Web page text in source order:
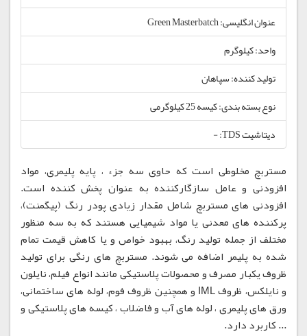
عنوان انگلیسی: Green Masterbatch
واحد: کیلوگرم
تولید کننده: سپاهان
نوع بسته بندی: کیسه 25 کیلوگرمی
دیتاشیت TDS: -
مستربچ مخلوطی است که حاوی سه جزء ، پایه پلیمری، مواد
افزودنی و عامل سازگارکننده به عنوان پخش کننده است.
افزودنی های مستربچ شامل مقدار زیادی پودر رنگ (پیگمنت)،
پرکننده های معدنی یا مواد شیمیایی هستند که به سه منظور
مختلف از جمله تولید رنگ، بهبود خواص و یا کاهش قیمت تمام
شده به پلیمر اضافه می شوند. مستربچ های رنگی برای تولید
ظروف یکبار مصرف و محصولات پلاستیکی مانند انواع فیلم، نایلون
و نایلکس، ظروف IML و همچنین ظروف فوم، لوله های ساختمانی،
ورق های پلیمری ، لوله های آب و فاضلاب ، کیسه های پلاستیکی و
... کاربرد دارد.